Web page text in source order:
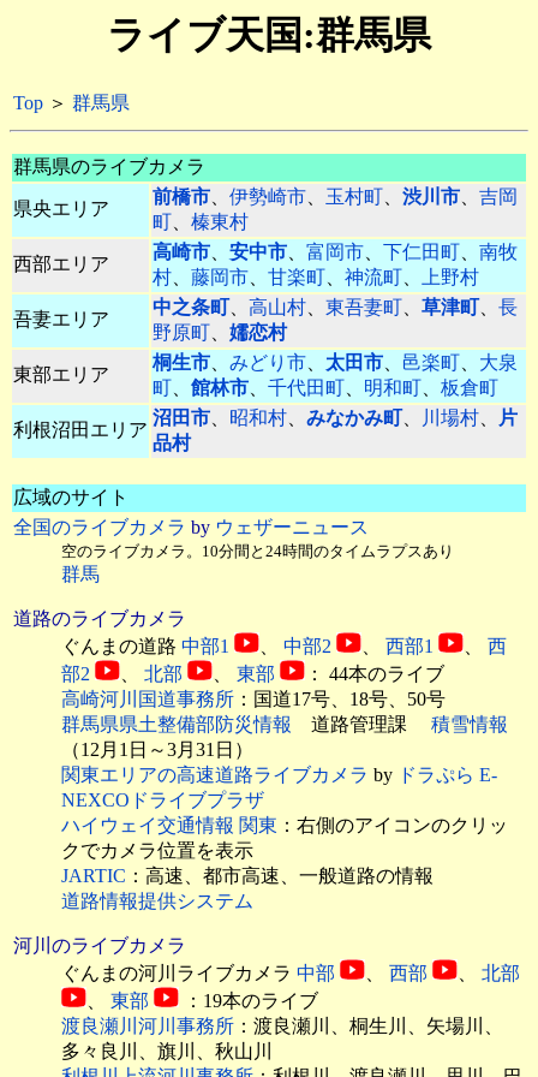
ライブ天国:群馬県
Top ＞ 群馬県
群馬県のライブカメラ
県央エリア
前橋市、 伊勢崎市、 玉村町、 渋川市、 吉岡
町、 榛東村
西部エリア
高崎市、 安中市、 富岡市、 下仁田町、 南牧
村、 藤岡市、 甘楽町、 神流町、 上野村
吾妻エリア
中之条町、 高山村、 東吾妻町、 草津町、 長
野原町、 嬬恋村
東部エリア
桐生市、 みどり市、 太田市、 邑楽町、 大泉
町、 館林市、 千代田町、 明和町、 板倉町
利根沼田エリア
沼田市、 昭和村、 みなかみ町、 川場村、
片
品村
広域のサイト
全国のライブカメラ by ウェザーニュース
空のライブカメラ。10分間と24時間のタイムラプスあり
群馬
道路のライブカメラ
ぐんまの道路 中部1 、 中部2 、 西部1 、 西
部2
、 北部 、 東部
： 44本のライブ
高崎河川国道事務所 ：国道17号、18号、50号
群馬県県土整備部防災情報
道路管理課 積雪情報
（12月1日～3月31日）
関東エリアの高速道路ライブカメラ by ドラぷら E-
NEXCOドライブプラザ
ハイウェイ交通情報 関東 ：右側のアイコンのクリッ
クでカメラ位置を表示
JARTIC ：高速、都市高速、一般道路の情報
道路情報提供システム
河川のライブカメラ
ぐんまの河川ライブカメラ 中部 、 西部 、 北部
、 東部
：19本のライブ
渡良瀬川河川事務所 ：渡良瀬川、桐生川、矢場川、
多々良川、旗川、秋山川